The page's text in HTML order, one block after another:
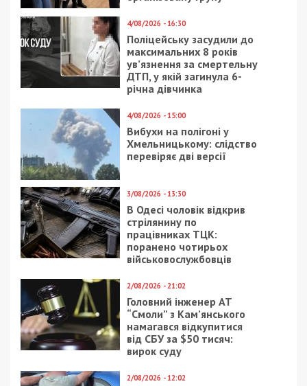
4/08/2026 - 16:30
Поліцейську засудили до
максимальних 8 років
ув’язнення за смертельну
ДТП, у якій загинула 6-
річна дівчинка
4/08/2026 - 15:00
Вибухи на полігоні у
Хмельницькому: слідство
перевіряє дві версії
3/08/2026 - 13:30
В Одесі чоловік відкрив
стрілянину по
працівниках ТЦК:
поранено чотирьох
військовослужбовців
2/08/2026 - 21:02
Головний інженер АТ
“Смоли” з Кам’янського
намагався відкупитися
від СБУ за $50 тисяч:
вирок суду
2/08/2026 - 12:02